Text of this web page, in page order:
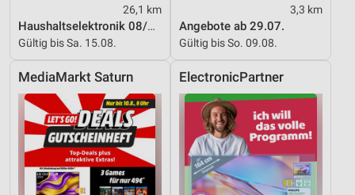
26,1 km
Haushaltselektronik 08/2026
Gültig bis Sa. 15.08.
3,3 km
Angebote ab 29.07.
Gültig bis So. 09.08.
MediaMarkt Saturn ElectronicPartner